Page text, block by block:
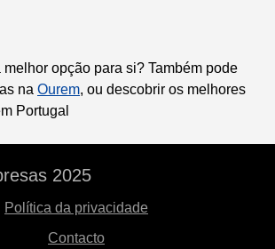
melhor opção para si? Também pode
na Ourem, ou descobrir os melhores
Portugal
2025
Política da privacidade
Contacto